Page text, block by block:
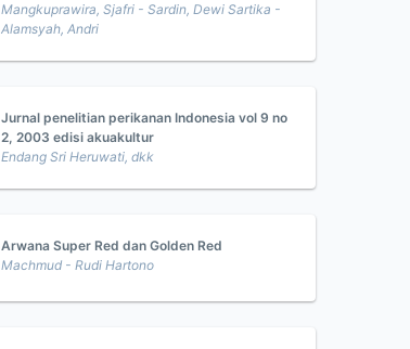
Mangkuprawira, Sjafri - Sardin, Dewi Sartika -
Alamsyah, Andri
Jurnal penelitian perikanan Indonesia vol 9 no
2, 2003 edisi akuakultur
Endang Sri Heruwati, dkk
Arwana Super Red dan Golden Red
Machmud - Rudi Hartono